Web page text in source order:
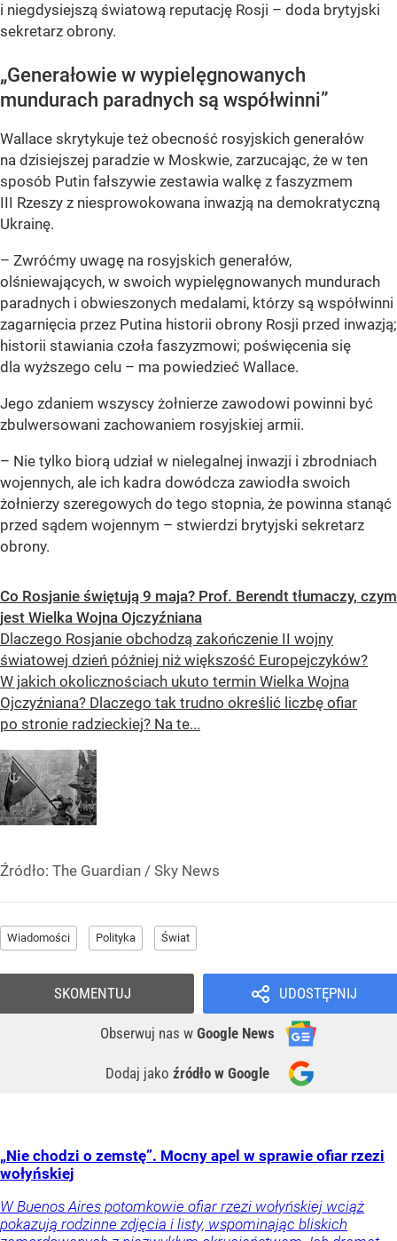
i niegdysiejszą światową reputację Rosji – doda brytyjski
sekretarz obrony.
„Generałowie w wypielęgnowanych
mundurach paradnych są współwinni”
Wallace skrytykuje też obecność rosyjskich generałów
na dzisiejszej paradzie w Moskwie, zarzucając, że w ten
sposób Putin fałszywie zestawia walkę z faszyzmem
III Rzeszy z niesprowokowana inwazją na demokratyczną
Ukrainę.
– Zwróćmy uwagę na rosyjskich generałów,
olśniewających, w swoich wypielęgnowanych mundurach
paradnych i obwieszonych medalami, którzy są współwinni
zagarnięcia przez Putina historii obrony Rosji przed inwazją;
historii stawiania czoła faszyzmowi; poświęcenia się
dla wyższego celu – ma powiedzieć Wallace.
Jego zdaniem wszyscy żołnierze zawodowi powinni być
zbulwersowani zachowaniem rosyjskiej armii.
– Nie tylko biorą udział w nielegalnej inwazji i zbrodniach
wojennych, ale ich kadra dowódcza zawiodła swoich
żołnierzy szeregowych do tego stopnia, że powinna stanąć
przed sądem wojennym – stwierdzi brytyjski sekretarz
obrony.
Co Rosjanie świętują 9 maja? Prof. Berendt tłumaczy, czym
jest Wielka Wojna Ojczyźniana
Dlaczego Rosjanie obchodzą zakończenie II wojny
światowej dzień później niż większość Europejczyków?
W jakich okolicznościach ukuto termin Wielka Wojna
Ojczyźniana? Dlaczego tak trudno określić liczbę ofiar
po stronie radzieckiej? Na te...
Źródło: The Guardian / Sky News
Wiadomości Polityka Świat
UDOSTĘPNIJ
Obserwuj nas w Google News
Dodaj jako źródło w Google
SKOMENTUJ
„Nie chodzi o zemstę”. Mocny apel w sprawie ofiar rzezi
wołyńskiej
W Buenos Aires potomkowie ofiar rzezi wołyńskiej wciąż
pokazują rodzinne zdjęcia i listy, wspominając bliskich